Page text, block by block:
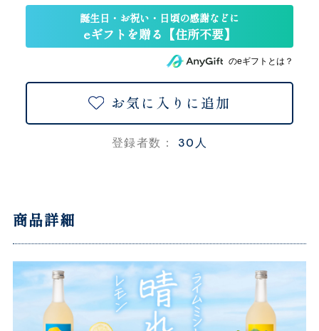
のeギフトとは？
お気に入りに追加
登録者数： 30人
商品詳細